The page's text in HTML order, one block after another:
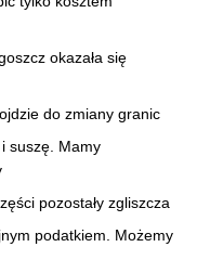
okazała się
do zmiany granic
suszę. Mamy
pozostały zgliszcza
podatkiem. Możemy